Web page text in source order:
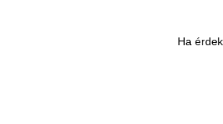
Ha